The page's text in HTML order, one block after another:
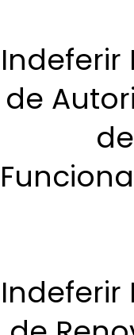
Indeferir
de
de
Indeferir